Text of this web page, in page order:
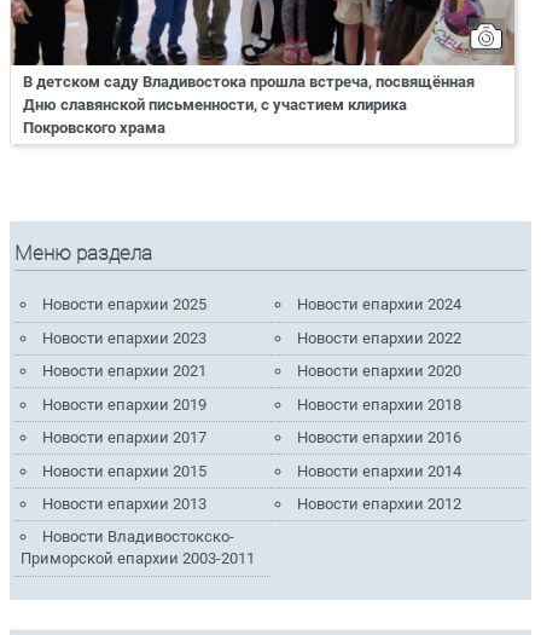
В детском саду Владивостока прошла встреча, посвящённая
Дню славянской письменности, с участием клирика
Покровского храма
Меню раздела
Новости епархии 2025
Новости епархии 2024
Новости епархии 2023
Новости епархии 2022
Новости епархии 2021
Новости епархии 2020
Новости епархии 2019
Новости епархии 2018
Новости епархии 2017
Новости епархии 2016
Новости епархии 2015
Новости епархии 2014
Новости епархии 2013
Новости епархии 2012
Новости Владивостокско-
Приморской епархии 2003-2011